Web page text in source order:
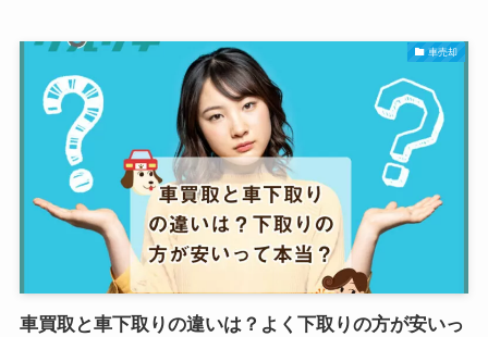
車売却
車買取と車下取りの違いは？よく下取りの方が安いっ